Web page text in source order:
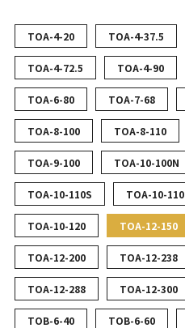
TOA-4-20 TOA-4-37.5
TOA-4-72.5 TOA-4-90
TOA-6-80 TOA-7-68
TOA-8-100 TOA-8-110
TOA-9-100 TOA-10-100N
TOA-10-110S TOA-10-110
TOA-10-120 TOA-12-150
TOA-12-200 TOA-12-238
TOA-12-288 TOA-12-300
TOB-6-40 TOB-6-60